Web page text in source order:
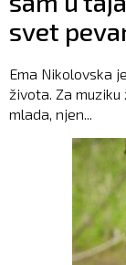
svet
Ema Nikolovska
života. Za muziku
mlada, njen...